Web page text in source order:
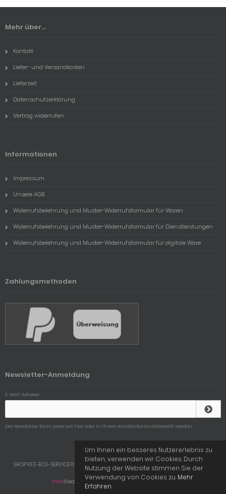
Mehr über...
Kontakt
Liefer- und Versandkosten
Lieferzeit
Datenschutzerklärung
Vertrag widerrufen
Informationen
Impressum
Unsere AGB
Widerrufsbelehrung und Muster-Widerrufsformular für Waren
Widerrufsbelehrung und Muster-Widerrufsformular für Dienstleistungen
Widerrufsbelehrung und Muster-Widerrufsformular für digitale Ware
Zahlungsmethoden
Newsletter-Anmeldung
E-Mail-Adresse:
Der Newsletter kann jederzeit hier oder in Ihrem Kundenkonto abbestellt werden.
SHOP KFZ-ECU-SERVICE © 2026 | Template © 2009-2026 by
ified eCommerce
Shopsoftware
modified eCommerce Shopsoftware © 2009-2026
Um Ihnen ein besseres Nutzererlebnis zu
bieten, verwenden wir Cookies. Durch
Nutzung der Website stimmen Sie der
Verwendung von Cookies zu. Mehr
Erfahren